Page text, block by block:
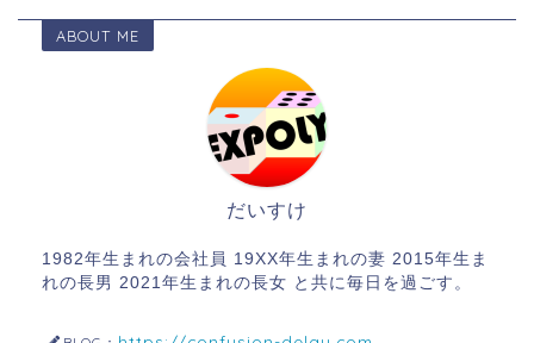
ABOUT ME
だいすけ
1982年生まれの会社員 19XX年生まれの妻 2015年生ま
れの長男 2021年生まれの長女 と共に毎日を過ごす。